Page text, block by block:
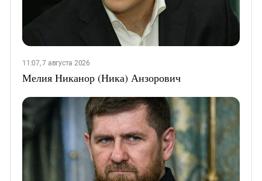
11:07, 7 августа 2026
Мелия Никанор (Ника) Анзорович